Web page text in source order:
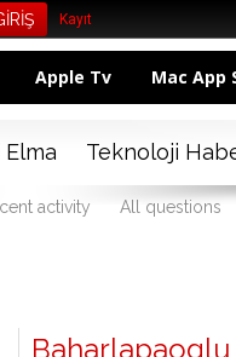
Kayıt
Apple Tv Mac App
Teknoloji
activity All questions
Baharlapaoglu